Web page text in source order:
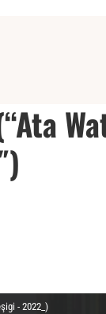
- 2022_)